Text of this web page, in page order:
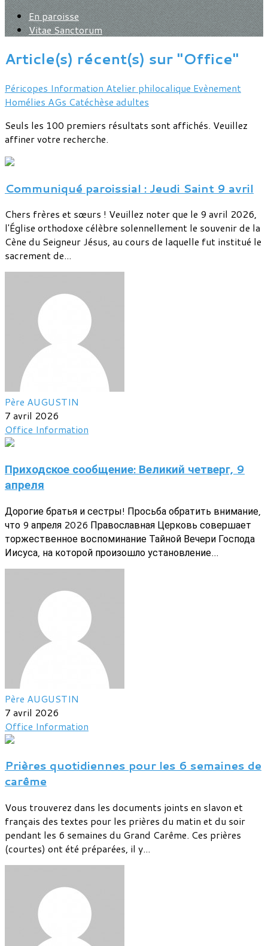
En paroisse
Vitae Sanctorum
Article(s) récent(s) sur "Office"
Péricopes Information Atelier philocalique Evènement
Homélies AGs Catéchèse adultes
Seuls les 100 premiers résultats sont affichés. Veuillez
affiner votre recherche.
Communiqué paroissial : Jeudi Saint 9 avril
Chers frères et sœurs ! Veuillez noter que le 9 avril 2026,
l'Église orthodoxe célèbre solennellement le souvenir de la
Cène du Seigneur Jésus, au cours de laquelle fut institué le
sacrement de...
Père AUGUSTIN
7 avril 2026
Office Information
Приходское сообщение: Великий четверг, 9
апреля
Дорогие братья и сестры! Просьба обратить внимание,
что 9 апреля 2026 Православная Церковь совершает
торжественное воспоминание Тайной Вечери Господа
Иисуса, на которой произошло установление...
Père AUGUSTIN
7 avril 2026
Office Information
Prières quotidiennes pour les 6 semaines de
carême
Vous trouverez dans les documents joints en slavon et
français des textes pour les prières du matin et du soir
pendant les 6 semaines du Grand Carême. Ces prières
(courtes) ont été préparées, il y...